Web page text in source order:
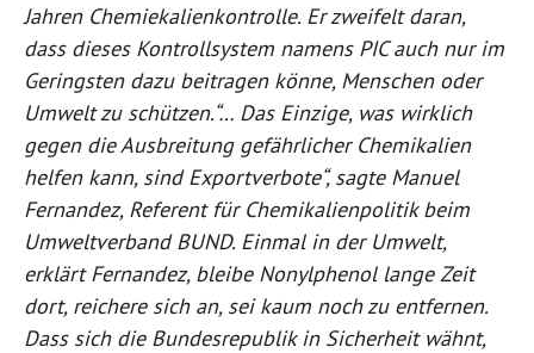
Jahren Chemiekalienkontrolle. Er zweifelt daran,
dass dieses Kontrollsystem namens PIC auch nur im
Geringsten dazu beitragen könne, Menschen oder
Umwelt zu schützen.“… Das Einzige, was wirklich
gegen die Ausbreitung gefährlicher Chemikalien
helfen kann, sind Exportverbote“, sagte Manuel
Fernandez, Referent für Chemikalienpolitik beim
Umweltverband BUND. Einmal in der Umwelt,
erklärt Fernandez, bleibe Nonylphenol lange Zeit
dort, reichere sich an, sei kaum noch zu entfernen.
Dass sich die Bundesrepublik in Sicherheit wähnt,